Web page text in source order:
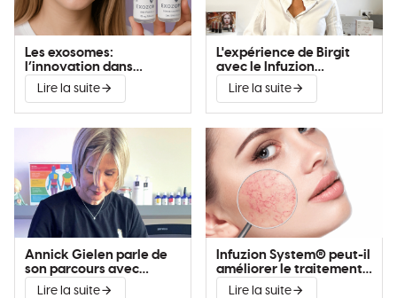
Les exosomes:
l’innovation dans
l’amélioration de la peau
Lire la suite
L'expérience de Birgit
avec le Infuzion
System®
Lire la suite
Annick Gielen parle de
son parcours avec
Infuzion System®
Lire la suite
Infuzion System® peut-il
améliorer le traitement
de la couperose?
Lire la suite